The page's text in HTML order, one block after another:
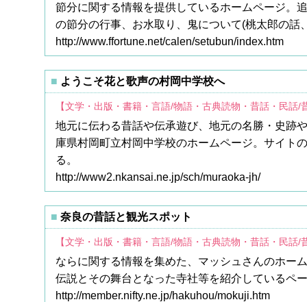
節分に関する情報を提供しているホームページ。
の節分の行事、お水取り、鬼について(桃太郎の話
http://www.ffortune.net/calen/setubun/index.htm
ようこそ花と歌声の村岡中学校へ
【文学・出版・書籍・言語/物語・古典読物・昔話・民話/
地元に伝わる昔話や伝承遊び、地元の名勝・史跡
庫県村岡町立村岡中学校のホームページ。サイト
る。
http://www2.nkansai.ne.jp/sch/muraoka-jh/
奈良の昔話と観光スポット
【文学・出版・書籍・言語/物語・古典読物・昔話・民話/
ならに関する情報を集めた、マッシュさんのホー
伝説とその舞台となった寺社等を紹介しているペ
http://member.nifty.ne.jp/hakuhou/mokuji.htm